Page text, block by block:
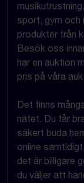
sport, gym och
produkter från
Besök oss
har en auktion
pris på våra
Det finns
nätet. Du får
säkert buda
online
det är billigare
du väljer att